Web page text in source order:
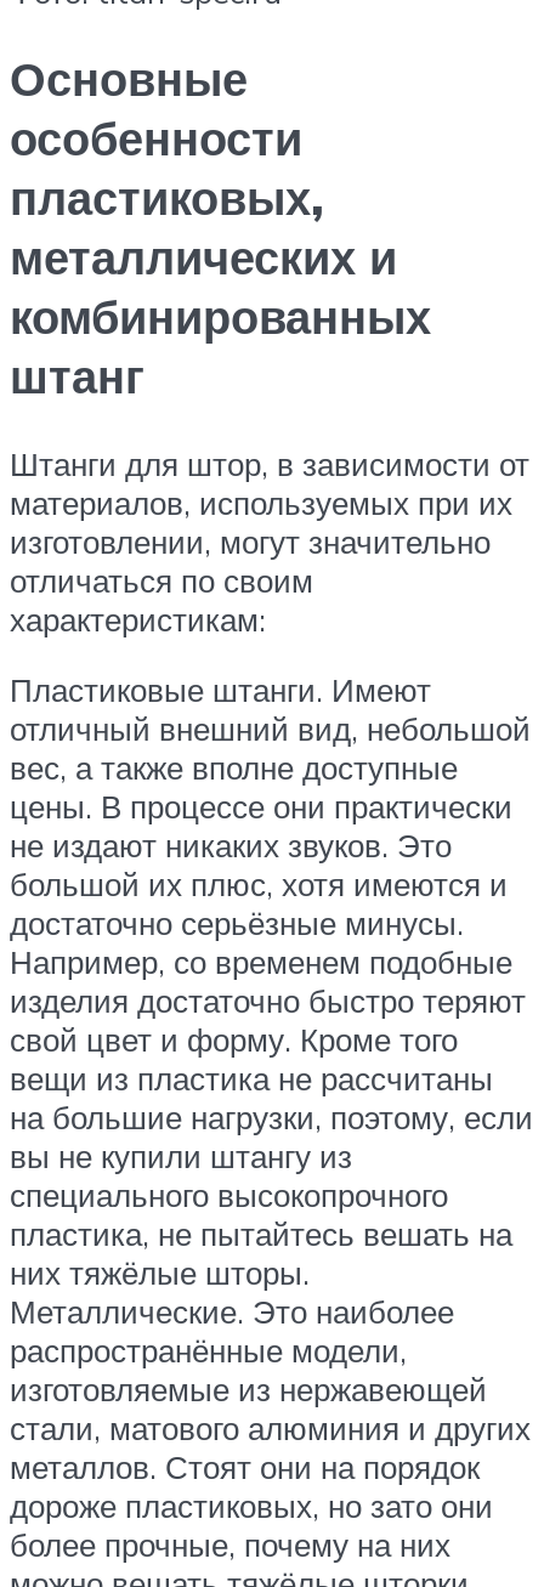
Основные
особенности
пластиковых,
металлических и
комбинированных
штанг
Штанги для штор, в зависимости от
материалов, используемых при их
изготовлении, могут значительно
отличаться по своим
характеристикам:
Пластиковые штанги. Имеют
отличный внешний вид, небольшой
вес, а также вполне доступные
цены. В процессе они практически
не издают никаких звуков. Это
большой их плюс, хотя имеются и
достаточно серьёзные минусы.
Например, со временем подобные
изделия достаточно быстро теряют
свой цвет и форму. Кроме того
вещи из пластика не рассчитаны
на большие нагрузки, поэтому, если
вы не купили штангу из
специального высокопрочного
пластика, не пытайтесь вешать на
них тяжёлые шторы.
Металлические. Это наиболее
распространённые модели,
изготовляемые из нержавеющей
стали, матового алюминия и других
металлов. Стоят они на порядок
дороже пластиковых, но зато они
более прочные, почему на них